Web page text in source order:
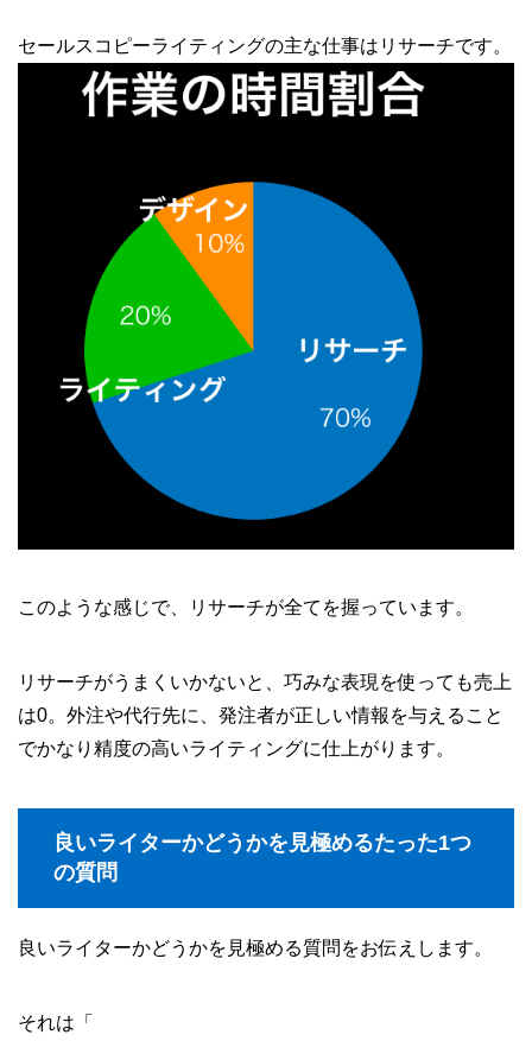
セールスコピーライティングの主な仕事はリサーチです。
このような感じで、リサーチが全てを握っています。
リサーチがうまくいかないと、巧みな表現を使っても売上
は0。外注や代行先に、発注者が正しい情報を与えること
でかなり精度の高いライティングに仕上がります。
良いライターかどうかを見極めるたった1つ
の質問
良いライターかどうかを見極める質問をお伝えします。
それは「